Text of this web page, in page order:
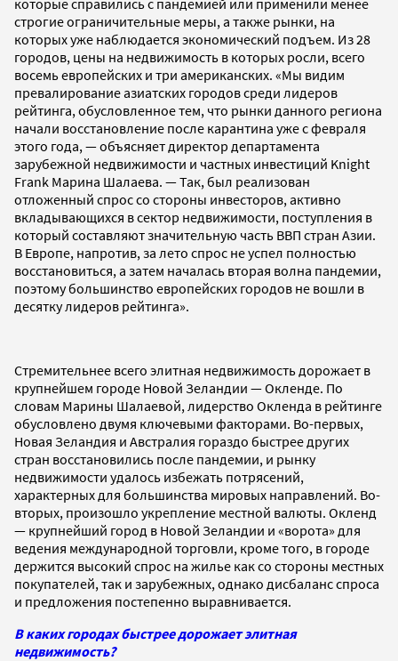
строгие ограничительные меры, а также рынки, на
которых уже наблюдается экономический подъем. Из 28
городов, цены на недвижимость в которых росли, всего
восемь европейских и три американских. «Мы видим
превалирование азиатских городов среди лидеров
рейтинга, обусловленное тем, что рынки данного региона
начали восстановление после карантина уже с февраля
этого года, — объясняет директор департамента
зарубежной недвижимости и частных инвестиций Knight
Frank Марина Шалаева. — Так, был реализован
отложенный спрос со стороны инвесторов, активно
вкладывающихся в сектор недвижимости, поступления в
который составляют значительную часть ВВП стран Азии.
В Европе, напротив, за лето спрос не успел полностью
восстановиться, а затем началась вторая волна пандемии,
поэтому большинство европейских городов не вошли в
десятку лидеров рейтинга».
Стремительнее всего элитная недвижимость дорожает в
крупнейшем городе Новой Зеландии — Окленде. По
словам Марины Шалаевой, лидерство Окленда в рейтинге
обусловлено двумя ключевыми факторами. Во-первых,
Новая Зеландия и Австралия гораздо быстрее других
стран восстановились после пандемии, и рынку
недвижимости удалось избежать потрясений,
характерных для большинства мировых направлений. Во-
вторых, произошло укрепление местной валюты. Окленд
— крупнейший город в Новой Зеландии и «ворота» для
ведения международной торговли, кроме того, в городе
держится высокий спрос на жилье как со стороны местных
покупателей, так и зарубежных, однако дисбаланс спроса
и предложения постепенно выравнивается.
В каких городах быстрее дорожает элитная
недвижимость?